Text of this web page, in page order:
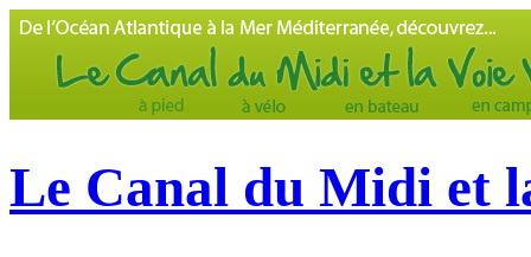
Le Canal du Midi et